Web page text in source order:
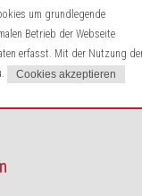
um grundlegende
Betrieb der Webseite
erfasst. Mit der Nutzung